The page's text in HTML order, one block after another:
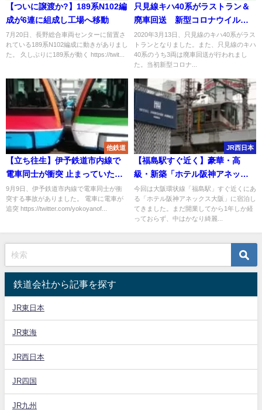
【ついに譲渡か?】189系N102編
成が6連に組成し工場へ移動
7月20日、長野総合車両センターに留置さ
れている189系N102編成に動きがありまし
た。 久しぶりに189系が動く https://twit...
只見線キハ40系がラストラン＆
廃車回送 新型コロナウイルス
で旅行商品は中止
2020年3月13日、只見線のキハ40系がラス
トランとなりました。また、只見線のキハ
40系のうち3両は廃車回送が行われまし
た。当初新型コロナ...
他鉄道
【立ち往生】伊予鉄道市内線で
電車同士が衝突 止まっていた電
車に追突か 原因は?
9月9日、伊予鉄道市内線で電車同士が衝
突する事故がありました。 電車に電車が
追突 https://twitter.com/yokoyanof...
JR西日本
【福島駅すぐ近く】豪華・高
級・新築「ホテル阪神アネック
ス大阪」に宿泊してみた 37平
米の広さのあるトリプルに宿泊
今回は大阪環状線「福島駅」すぐ近くにあ
る「ホテル阪神アネックス大阪」に宿泊し
てきました。まだ開業してから1年しか経
っておらず、中はかなり綺麗...
鉄道会社から記事を探す
JR東日本
JR東海
JR西日本
JR四国
JR九州